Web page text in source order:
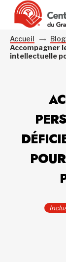
Accueil
Accompagner
intellectuelle